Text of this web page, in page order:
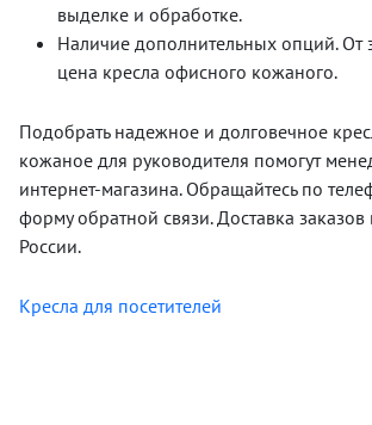
выделке и обработке.
Наличие дополнительных опций. От
цена кресла офисного кожаного.
Подобрать надежное и долговечное
кожаное для руководителя помогут
интернет-магазина. Обращайтесь по
форму обратной связи. Доставка
России.
Кресла для посетителей